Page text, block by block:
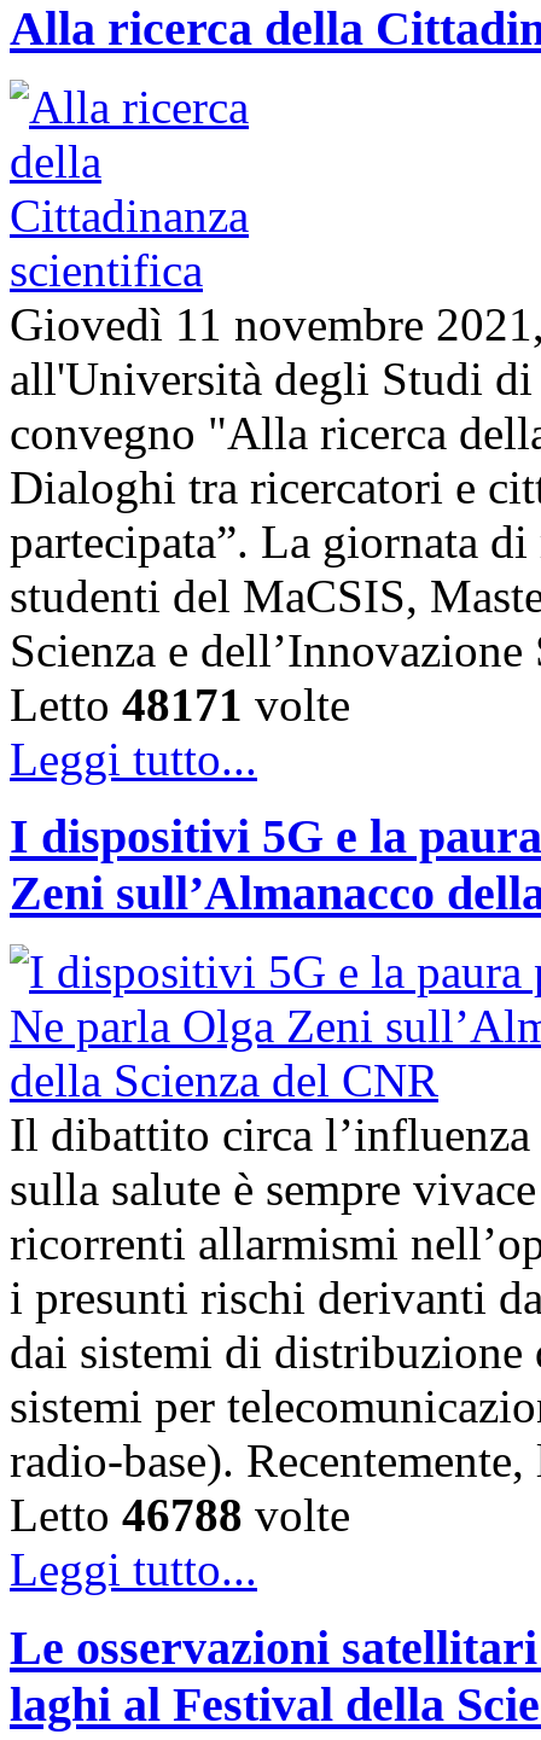
Alla ricerca della
Giovedì 11 novembre
all'Università degli Studi
convegno "Alla ricerca
Dialoghi tra ricercatori e
partecipata”. La giornata
studenti del MaCSIS,
Scienza e
Letto 48171 volte
Leggi tutto...
I dispositivi 5G e la
Zeni sull’Almanacco
Il dibattito circa
sulla salute è sempre
ricorrenti allarmismi
i presunti rischi derivanti
dai sistemi di distribuzione
sistemi per
radio-base).
Letto 46788 volte
Leggi tutto...
Le osservazioni
laghi al Festival della